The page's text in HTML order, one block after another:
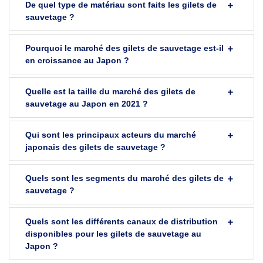
De quel type de matériau sont faits les gilets de
sauvetage ?
Pourquoi le marché des gilets de sauvetage est-il
en croissance au Japon ?
Quelle est la taille du marché des gilets de
sauvetage au Japon en 2021 ?
Qui sont les principaux acteurs du marché
japonais des gilets de sauvetage ?
Quels sont les segments du marché des gilets de
sauvetage ?
Quels sont les différents canaux de distribution
disponibles pour les gilets de sauvetage au
Japon ?